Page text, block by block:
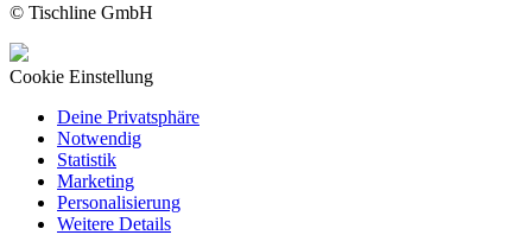
© Tischline GmbH
Cookie Einstellung
Deine Privatsphäre
Notwendig
Statistik
Marketing
Personalisierung
Weitere Details